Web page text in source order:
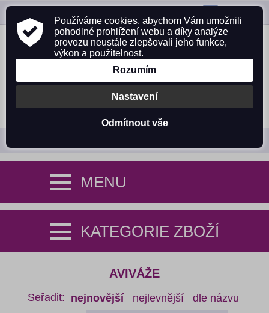
MENU
AVIVÁŽE
Seřadit: nejnovější nejlevnější
dle názvu
KATEGORIE ZBOŽÍ
Používáme cookies, abychom Vám umožnili
pohodlné prohlížení webu a díky analýze
provozu neustále zlepšovali jeho funkce,
výkon a použitelnost.
Rozumím
Nastavení
Odmítnout vše